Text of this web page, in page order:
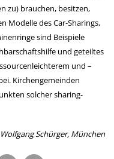
zu) brauchen, besitzen,
Modelle des Car-Sharings,
sind Beispiele
und geteiltes
und –
Kirchengemeinden
solcher sharing-
Wolfgang Schürger, München